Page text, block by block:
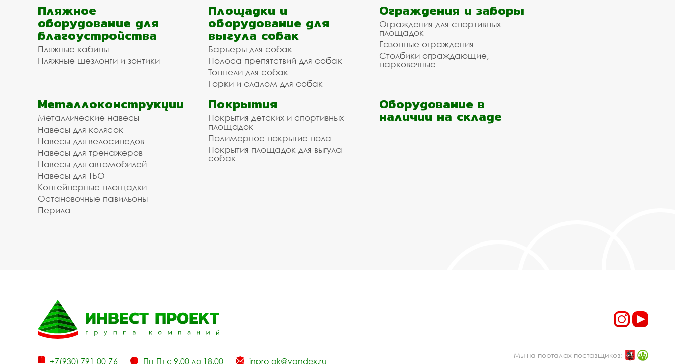
Пляжное
оборудование для
благоустройства
Пляжные кабины
Пляжные шезлонги и зонтики
Площадки и
оборудование для
выгула собак
Барьеры для собак
Полоса препятствий для собак
Тоннели для собак
Горки и слалом для собак
Ограждения и заборы
Ограждения для спортивных
площадок
Газонные ограждения
Столбики ограждающие,
парковочные
Металлоконструкции
Металлические навесы
Навесы для колясок
Навесы для велосипедов
Навесы для тренажеров
Навесы для автомобилей
Навесы для ТБО
Контейнерные площадки
Остановочные павильоны
Перила
Покрытия
Покрытия детских и спортивных
площадок
Полимерное покрытие пола
Покрытия площадок для выгула
собак
Оборудование в
наличии на складе
+7(930) 791-00-76 Пн-Пт с 9.00 до 18.00 inpro-gk@yandex.ru
Мы на порталах поставщиков: